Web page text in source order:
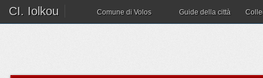
CI. Iolkou Comune di Volos Guide della città